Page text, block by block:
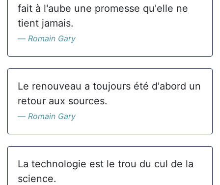
fait à l'aube une promesse qu'elle ne
tient jamais.
Romain Gary
Le renouveau a toujours été d'abord un
retour aux sources.
Romain Gary
La technologie est le trou du cul de la
science.